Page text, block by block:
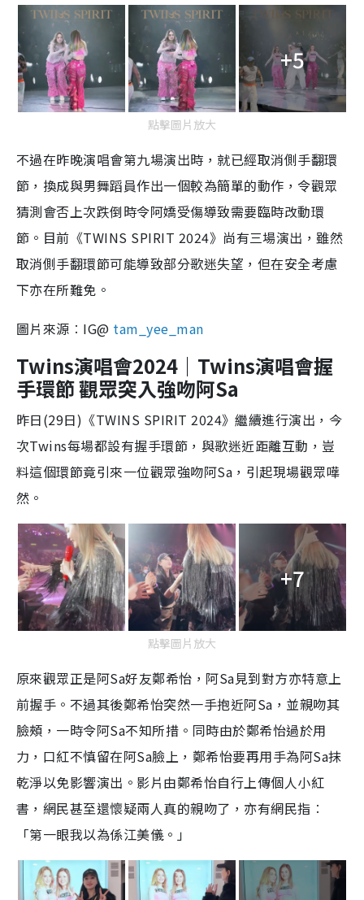
+5
點擊圖片放大
不過在昨晚演唱會第九場演出時，就已經取消側手翻環
節，換成與男舞蹈員作出一個較為簡單的動作，令觀眾
猜測會否上次跌倒時令阿嬌受傷導致需要臨時改動環
節。目前《TWINS SPIRIT 2024》尚有三場演出，雖然
取消側手翻環節可能導致部分歌迷失望，但在安全考慮
下亦在所難免。
圖片來源︰IG@ tam_yee_man
Twins演唱會2024｜Twins演唱會握
手環節 觀眾突入強吻阿Sa
昨日(29日)《TWINS SPIRIT 2024》繼續進行演出，今
次Twins每場都設有握手環節，與歌迷近距離互動，豈
料這個環節竟引來一位觀眾強吻阿Sa，引起現場觀眾嘩
然。
+7
點擊圖片放大
原來觀眾正是阿Sa好友鄭希怡，阿Sa見到對方亦特意上
前握手。不過其後鄭希怡突然一手抱近阿Sa，並親吻其
臉頰，一時令阿Sa不知所措。同時由於鄭希怡過於用
力，口紅不慎留在阿Sa臉上，鄭希怡要再用手為阿Sa抹
乾淨以免影響演出。影片由鄭希怡自行上傳個人小紅
書，網民甚至還懷疑兩人真的親吻了，亦有網民指︰
「第一眼我以為係江美儀。」